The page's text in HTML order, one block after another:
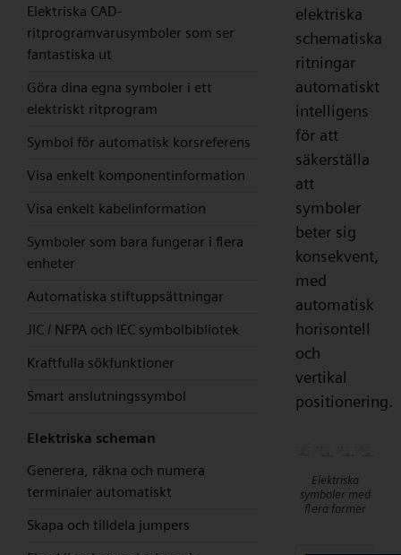
Elektriska CAD-
ritprogramvarusymboler som ser
fantastiska ut
Göra dina egna symboler i ett
elektriskt ritprogram
Symbol för automatisk korsreferens
Visa enkelt komponentinformation
Visa enkelt kabelinformation
Symboler som bara fungerar i flera
enheter
Automatiska stiftuppsättningar
JIC / NFPA och IEC symbolbibliotek
Kraftfulla sökfunktioner
Smart anslutningssymbol
Elektriska scheman
Generera, räkna och numera
terminaler automatiskt
Skapa och tilldela jumpers
elektriska
schematiska
ritningar
automatiskt
intelligens
för att
säkerställa
att
symboler
beter sig
konsekvent,
med
automatisk
horisontell
och
vertikal
positionering.
Elektriska
symboler med
flera former